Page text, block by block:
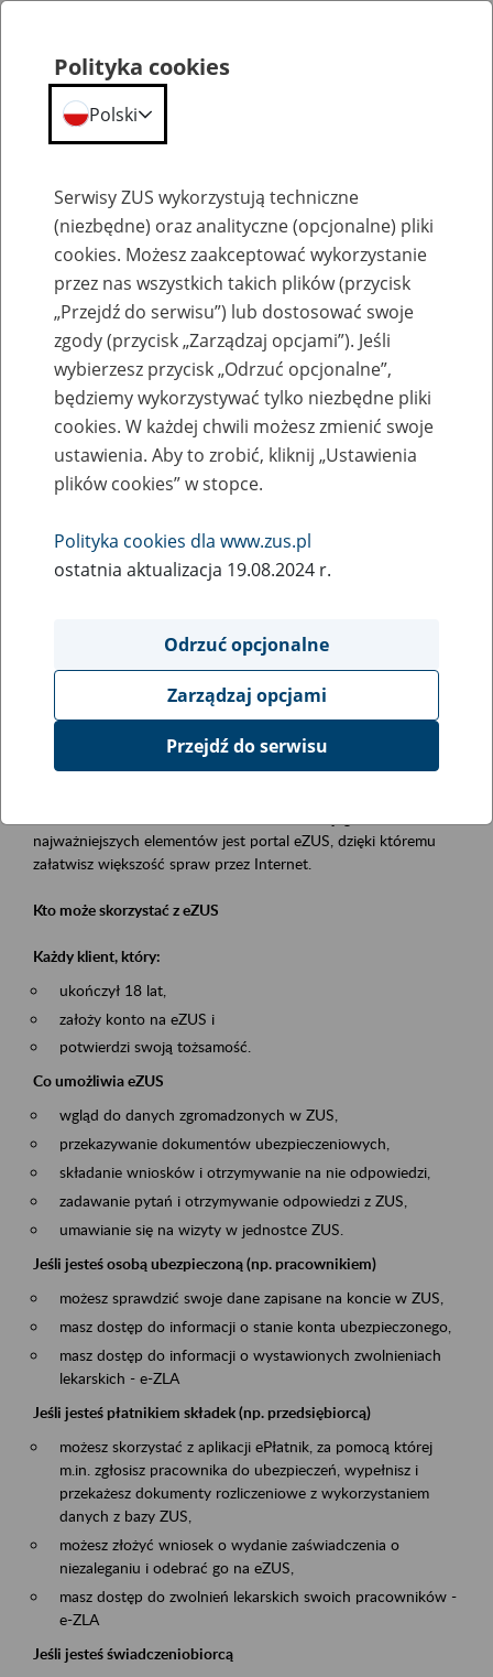
Szkolenia
Zaproś ZUS do siebie - zakładanie profili
eZUS w siedzibie Twojej firmy
Rodzaj wydarzenia
Szkolenia
Obszar merytoryczny
obsługa klientów
Opis wydarzenia
Platforma Usług Elektronicznych eZUS
najważniejszych elementów jest portal eZUS, dzięki któremu
załatwisz większość spraw przez Internet.
Kto może skorzystać z eZUS
Każdy klient, który:
ukończył 18 lat,
założy konto na eZUS i
potwierdzi swoją tożsamość.
Co umożliwia eZUS
wgląd do danych zgromadzonych w ZUS,
przekazywanie dokumentów ubezpieczeniowych,
składanie wniosków i otrzymywanie na nie odpowiedzi,
zadawanie pytań i otrzymywanie odpowiedzi z ZUS,
umawianie się na wizyty w jednostce ZUS.
Jeśli jesteś osobą ubezpieczoną (np. pracownikiem)
możesz sprawdzić swoje dane zapisane na koncie w ZUS,
masz dostęp do informacji o stanie konta ubezpieczonego,
masz dostęp do informacji o wystawionych zwolnieniach
lekarskich - e-ZLA
Jeśli jesteś płatnikiem składek (np. przedsiębiorcą)
możesz skorzystać z aplikacji ePłatnik, za pomocą której
m.in. zgłosisz pracownika do ubezpieczeń, wypełnisz i
przekażesz dokumenty rozliczeniowe z wykorzystaniem
danych z bazy ZUS,
możesz złożyć wniosek o wydanie zaświadczenia o
niezaleganiu i odebrać go na eZUS,
masz dostęp do zwolnień lekarskich swoich pracowników -
e-ZLA
Jeśli jesteś świadczeniobiorcą
Polityka cookies
Polski
Serwisy ZUS wykorzystują techniczne
(niezbędne) oraz analityczne (opcjonalne) pliki
cookies. Możesz zaakceptować wykorzystanie
przez nas wszystkich takich plików (przycisk
„Przejdź do serwisu”) lub dostosować swoje
zgody (przycisk „Zarządzaj opcjami”). Jeśli
wybierzesz przycisk „Odrzuć opcjonalne”,
będziemy wykorzystywać tylko niezbędne pliki
cookies. W każdej chwili możesz zmienić swoje
ustawienia. Aby to zrobić, kliknij „Ustawienia
plików cookies” w stopce.
Polityka cookies dla www.zus.pl
ostatnia aktualizacja 19.08.2024 r.
Odrzuć opcjonalne
Zarządzaj opcjami
Przejdź do serwisu